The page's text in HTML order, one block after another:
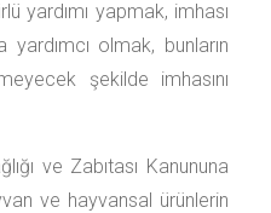
yardımı yapmak, imhası
yardımcı olmak, bunların
şekilde imhasını
ve Zabıtası Kanununa
ve hayvansal ürünlerin